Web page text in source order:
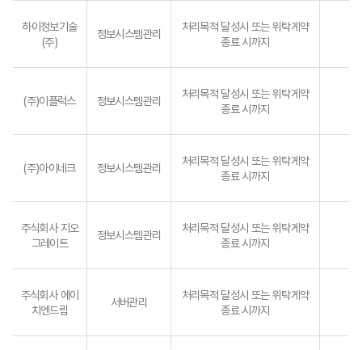
하이정보기술
(주)
정보시스템관리
처리목적 달성시 또는 위탁게약
종료 시까지
(주)이플럭스 정보시스템관리
처리목적 달성시 또는 위탁게약
종료 시까지
(주)아이네크 정보시스템관리
처리목적 달성시 또는 위탁게약
종료 시까지
주식회사 지오
그레이트
정보시스템관리
처리목적 달성시 또는 위탁게약
종료 시까지
주식회사 에이
치엔드림
서버관리
처리목적 달성시 또는 위탁게약
종료 시까지